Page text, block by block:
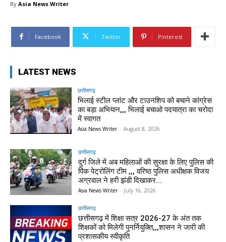
By Asia News Writer
Facebook Twitter Pinterest
LATEST NEWS
छत्तीसगढ़
भिलाई स्टील प्लांट और टाउनशिप को बचाने कांग्रेस
का बड़ा अभियान,,, भिलाई बचाओ पदयात्रा का चरोदा
में स्वागत
Asia News Writer - August 8, 2026
छत्तीसगढ़
दुर्ग जिले में अब महिलाओं की सुरक्षा के लिए पुलिस की
पिंक पेट्रोलिंग टीम ,,, वरिष्ठ पुलिस अधीक्षक विजय
अग्रवाल ने हरी झंडी दिखाकर...
Asia News Writer - July 16, 2026
छत्तीसगढ़
छत्तीसगढ़ में शिक्षा सत्र 2026-27 के अंत तक
शिक्षकों को मिलेगी पुनर्नियुक्ति,,,शासन ने जारी की
प्रशासकीय स्वीकृति